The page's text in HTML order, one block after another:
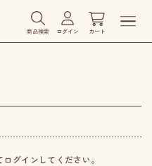
商品検索 ログイン カート
グインしてください。